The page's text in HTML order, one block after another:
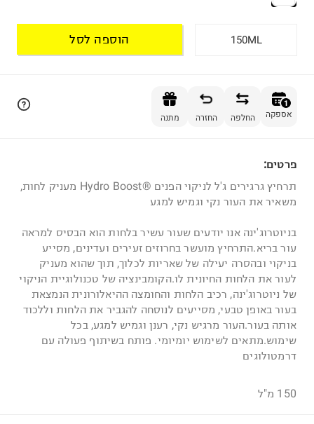
150ML הוספה לסל
1
אספקה החלפה החזרה מתנה
פרטים:
תרחיץ גרגירים ג'ל לניקוי הפנים ®Hydro Boost מעניק לחות,
משאיר את העור נקי וגמיש למגע
בניוטרוג'ינה אנו יודעים שעור עשיר בלחות הוא הבסיס למראה
עור בריא.התרחיץ מועשר בחרוזים זעירים ועדינים, מסייע
בניקוי ובהסרה יעילה של שאריות לכלוך, תוך שהוא מעניק
לעור את הלחות החיונית לו.הקומבינציה של טכנולוגיית הניקוי
של ניוטרוג'ינה, רכיב הלחות והחומצה ההיאלורונית הנמצאת
בעור באופן טבעי, מסייעים לנוסחה להגביר את הלחות וללכוד
אותה בעור.העור מרגיש נקי, רענן וגמיש למגע, בכל
שימוש.מתאים לשימוש יומיומי. פותח בשיתוף פעולה עם
דרמטולוגים
150 מ"ל